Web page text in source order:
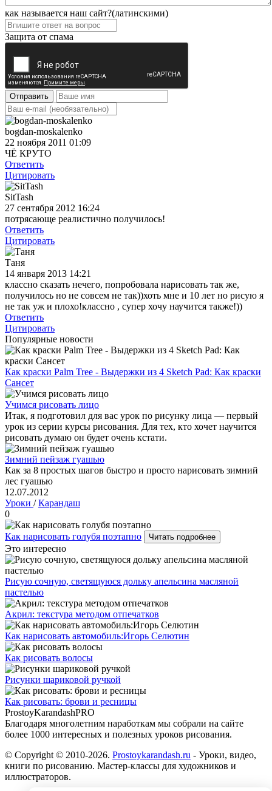
как называется наш сайт?(латинскими)
Защита от спама
Отправить
bogdan-moskalenko
22 ноября 2011 01:09
ЧЁ КРУТО
Ответить
Цитировать
SitTash
27 сентября 2012 16:24
потрясающе реалистично получилось!
Ответить
Цитировать
Таня
14 января 2013 14:21
классно сказать нечего, попробовала нарисовать так же,
получилось но не совсем не так))хоть мне и 10 лет но рисую я
не так уж и плохо!классно , супер хочу научится также!))
Ответить
Цитировать
Популярные новости
Как краски Palm Tree - Выдержки из 4 Sketch Pad: Как краски
Сансет
Учимся рисовать лицо
Итак, я подготовил для вас урок по рисунку лица — первый
урок из серии курсы рисования. Для тех, кто хочет научится
рисовать думаю он будет очень кстати.
Зимний пейзаж гуашью
Как за 8 простых шагов быстро и просто нарисовать зимний
лес гуашью
12.07.2012
Уроки /Карандаш
0
Как нарисовать голубя поэтапно Читать подробнее
Это интересно
Рисую сочную, светящуюся дольку апельсина масляной
пастелью
Акрил: текстура методом отпечатков
Как нарисовать автомобиль:Игорь Селютин
Как рисовать волосы
Рисунки шариковой ручкой
Как рисовать: брови и ресницы
ProstoyKarandashPRO
Благодаря многолетним наработкам мы cобрали на сайте
более 1000 интересных и полезных уроков рисования.
© Copyright © 2010-2026. Prostoykarandash.ru - Уроки, видео,
книги по рисованию. Мастер-классы для художников и
иллюстраторов.